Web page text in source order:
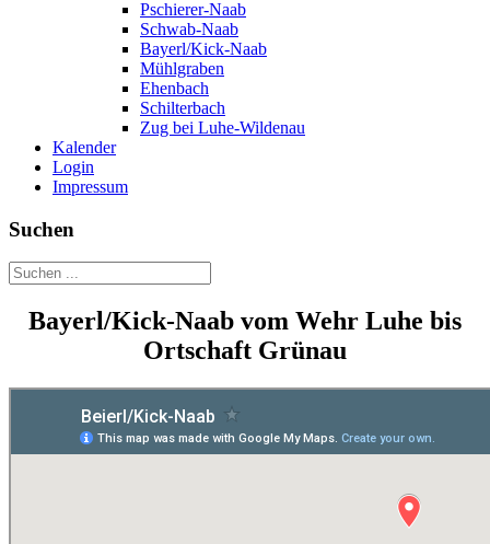
Pschierer-Naab
Schwab-Naab
Bayerl/Kick-Naab
Mühlgraben
Ehenbach
Schilterbach
Zug bei Luhe-Wildenau
Kalender
Login
Impressum
Suchen
Bayerl/Kick-Naab vom Wehr Luhe bis
Ortschaft Grünau